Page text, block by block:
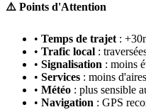
⚠️ Points d'Attention
• Temps de trajet:
• Trafic local :
• Signalisation : moins
• Services : moins
• Météo : plus sensible
• Navigation : GPS